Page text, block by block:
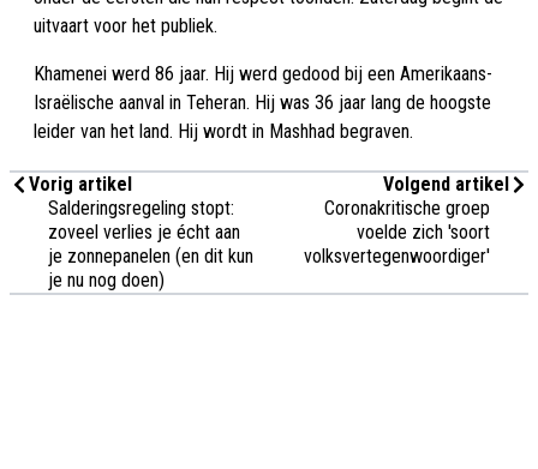
uitvaart voor het publiek.
Khamenei werd 86 jaar. Hij werd gedood bij een Amerikaans-
Israëlische aanval in Teheran. Hij was 36 jaar lang de hoogste
leider van het land. Hij wordt in Mashhad begraven.
Vorig artikel
Salderingsregeling stopt:
zoveel verlies je écht aan
je zonnepanelen (en dit kun
je nu nog doen)
Volgend artikel
Coronakritische groep
voelde zich 'soort
volksvertegenwoordiger'